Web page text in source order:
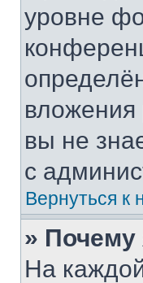
уровне
вложения
вы не
с
Вернуться к
» Почему
На